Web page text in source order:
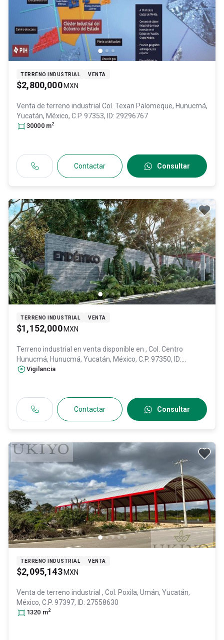
TERRENO INDUSTRIAL VENTA
$2,800,000 MXN
Venta de terreno industrial Col. Texan Palomeque, Hunucmá,
Yucatán, México, C.P. 97353, ID: 29296767
30000 m2
Contactar Consultar
TERRENO INDUSTRIAL VENTA
$1,152,000 MXN
Terreno industrial en venta disponible en , Col. Centro
Hunucmá, Hunucmá, Yucatán, México, C.P. 97350, ID:
27685740
Vigilancia
Contactar Consultar
TERRENO INDUSTRIAL VENTA
$2,095,143 MXN
Venta de terreno industrial , Col. Poxila, Umán, Yucatán,
México, C.P. 97397, ID: 27558630
1320 m2